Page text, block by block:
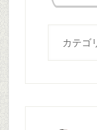
る